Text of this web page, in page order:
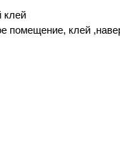
клей
помещение, клей